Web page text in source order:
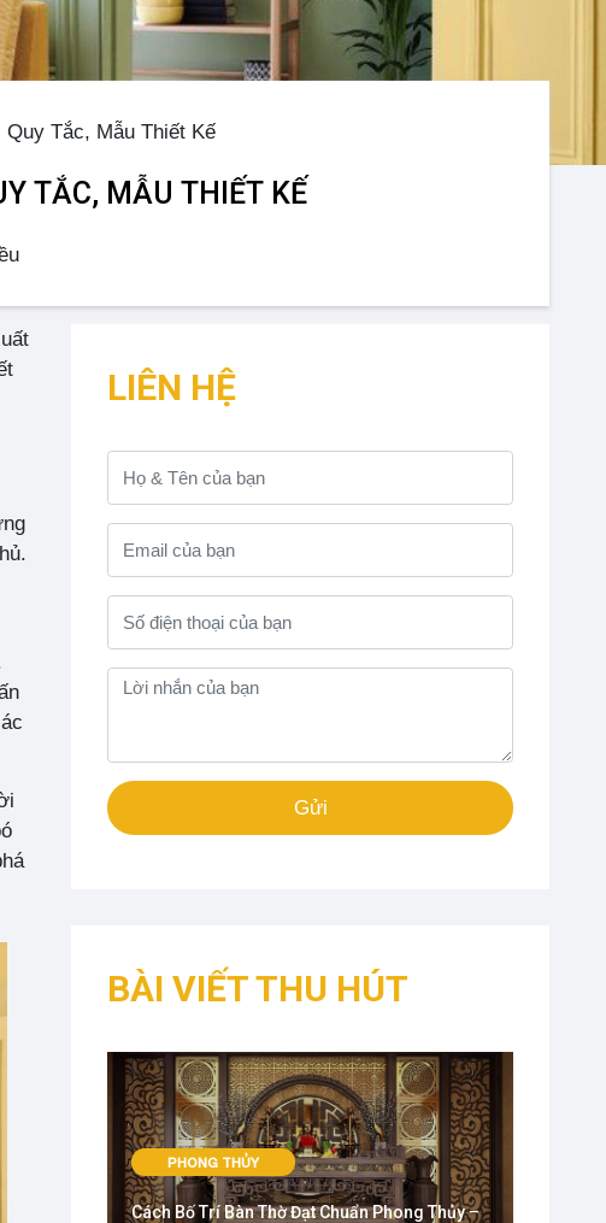
Tắc, Mẫu Thiết Kế
TẮC, MẪU THIẾT KẾ
LIÊN HỆ
Gửi
BÀI VIẾT THU HÚT
PHONG THỦY
Cách Bố Trí Bàn Thờ Đạt Chuẩn Phong Thủy –